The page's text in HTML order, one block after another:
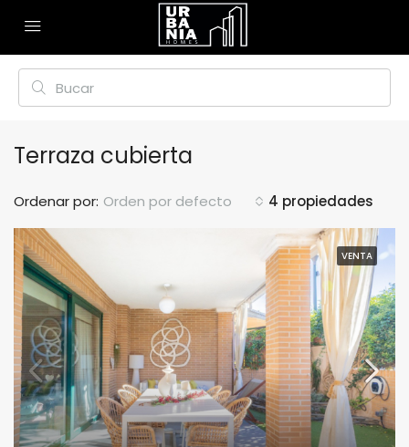
Terraza cubierta
4 propiedades
Ordenar por: Orden por defecto
VENTA